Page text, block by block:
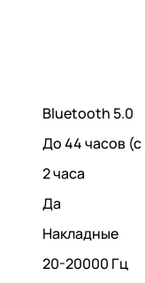
Bluetooth 5.0
До 44 часов
2 часа
Да
Накладные
20-20000 Гц